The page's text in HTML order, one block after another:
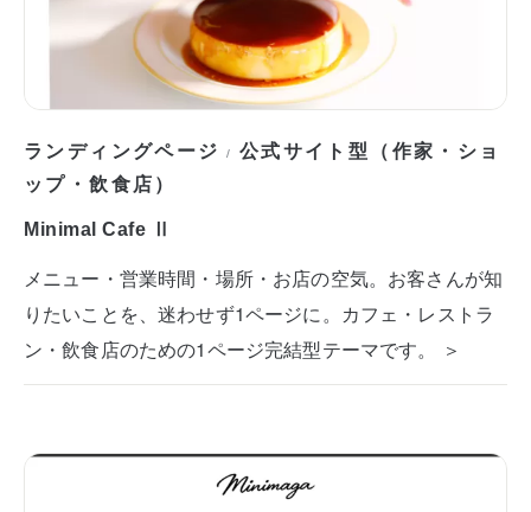
ランディングページ / 公式サイト型（作家・ショ
ップ・飲食店）
Minimal Cafe Ⅱ
メニュー・営業時間・場所・お店の空気。お客さんが知
りたいことを、迷わせず1ページに。カフェ・レストラ
ン・飲食店のための1ページ完結型テーマです。 ＞